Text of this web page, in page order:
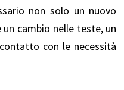
non solo un nuovo
un cambio nelle teste, un
con le necessità